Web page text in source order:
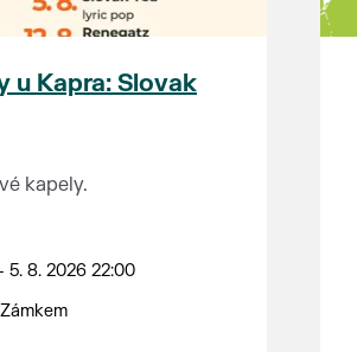
u Kapra: Slovak
kapely.
5. 8. 2026 22:00